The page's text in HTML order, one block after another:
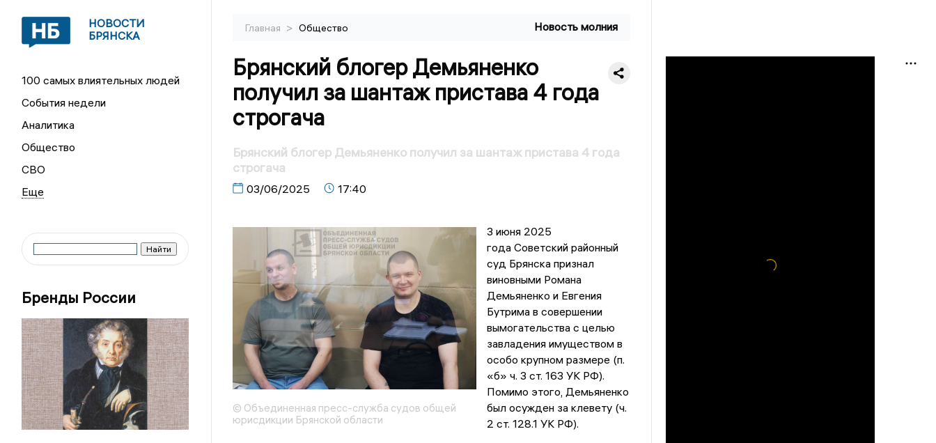
НОВОСТИ
БРЯНСКА
100 самых влиятельных людей
События недели
Аналитика
Общество
СВО
Бренды России
Главная > Общество Новость молния
Брянский блогер Демьяненко
получил за шантаж пристава 4 года
строгача
Брянский блогер Демьяненко получил за шантаж пристава 4 года
строгача
03/06/2025 17:40
© Объединенная пресс-служба судов общей
юрисдикции Брянской области
3 июня 2025
года Советский районный
суд Брянска признал
виновными Романа
Демьяненко и Евгения
Бутрима в совершении
вымогательства с целью
завладения имуществом в
особо крупном размере (п.
«б» ч. 3 ст. 163 УК РФ).
Помимо этого, Демьяненко
был осужден за клевету (ч.
2 ст. 128.1 УК РФ).